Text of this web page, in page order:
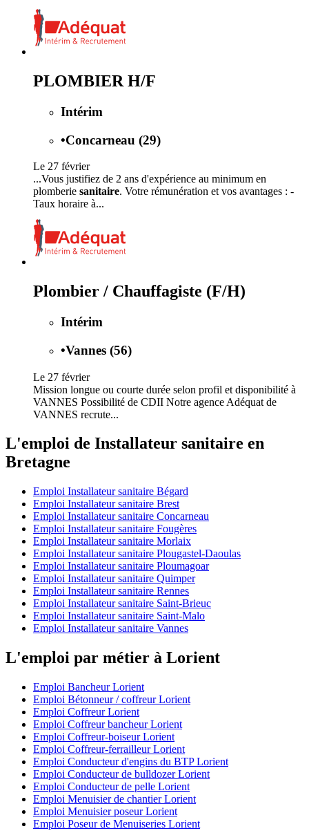
PLOMBIER H/F
Intérim
•Concarneau (29)
Le 27 février
...Vous justifiez de 2 ans d'expérience au minimum en
plomberie sanitaire. Votre rémunération et vos avantages : -
Taux horaire à...
Plombier / Chauffagiste (F/H)
Intérim
•Vannes (56)
Le 27 février
Mission longue ou courte durée selon profil et disponibilité à
VANNES Possibilité de CDII Notre agence Adéquat de
VANNES recrute...
L'emploi de Installateur sanitaire en
Bretagne
Emploi Installateur sanitaire Bégard
Emploi Installateur sanitaire Brest
Emploi Installateur sanitaire Concarneau
Emploi Installateur sanitaire Fougères
Emploi Installateur sanitaire Morlaix
Emploi Installateur sanitaire Plougastel-Daoulas
Emploi Installateur sanitaire Ploumagoar
Emploi Installateur sanitaire Quimper
Emploi Installateur sanitaire Rennes
Emploi Installateur sanitaire Saint-Brieuc
Emploi Installateur sanitaire Saint-Malo
Emploi Installateur sanitaire Vannes
L'emploi par métier à Lorient
Emploi Bancheur Lorient
Emploi Bétonneur / coffreur Lorient
Emploi Coffreur Lorient
Emploi Coffreur bancheur Lorient
Emploi Coffreur-boiseur Lorient
Emploi Coffreur-ferrailleur Lorient
Emploi Conducteur d'engins du BTP Lorient
Emploi Conducteur de bulldozer Lorient
Emploi Conducteur de pelle Lorient
Emploi Menuisier de chantier Lorient
Emploi Menuisier poseur Lorient
Emploi Poseur de Menuiseries Lorient